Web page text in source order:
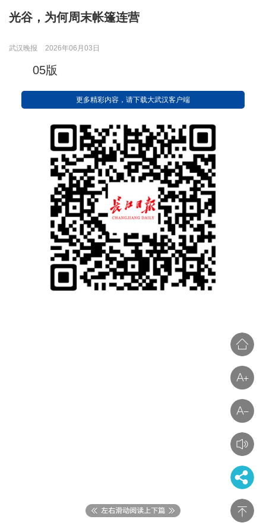
光谷，为何周末帐篷连营
武汉晚报 2026年06月03日
05版
更多精彩内容，请下载大武汉客户端